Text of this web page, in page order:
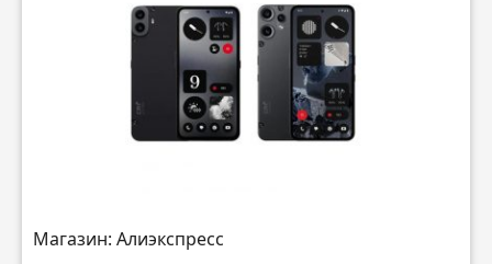
Магазин: Алиэкспресс